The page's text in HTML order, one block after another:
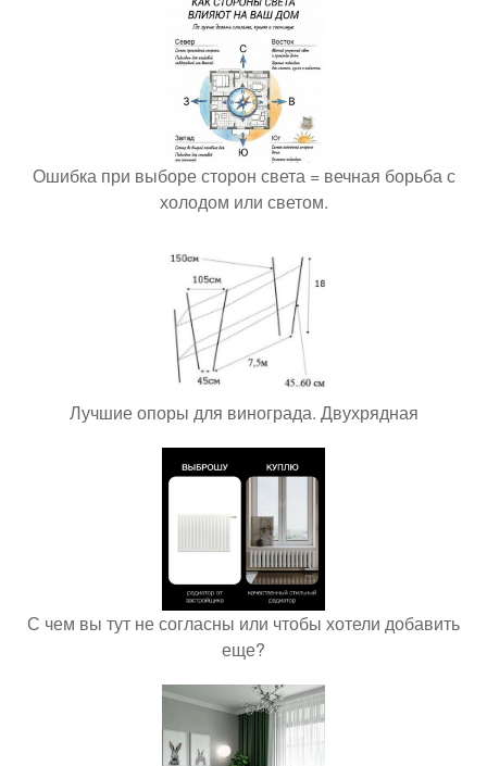
Ошибка при выборе сторон света = вечная борьба с
холодом или светом.
Лучшие опоры для винограда. Двухрядная
С чем вы тут не согласны или чтобы хотели добавить
еще?